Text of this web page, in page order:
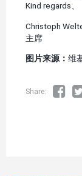
Kind regards、
Christoph
主席
图片来源： 维
Share: